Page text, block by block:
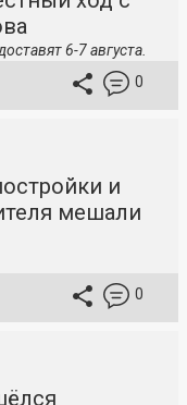
6-7 августа.
0
и
мешали
0